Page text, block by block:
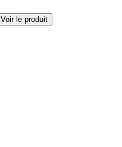
Voir le produit